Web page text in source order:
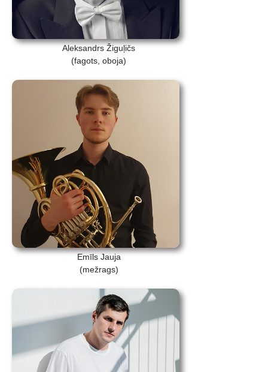
Aleksandrs Žiguļičs
(fagots, oboja)
Emīls Jauja
(mežrags)